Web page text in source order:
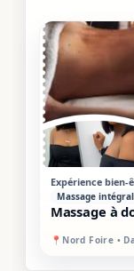
STANDARD
Massage à
Expérience bien-
Massage intégral
📍 Nord Foire •